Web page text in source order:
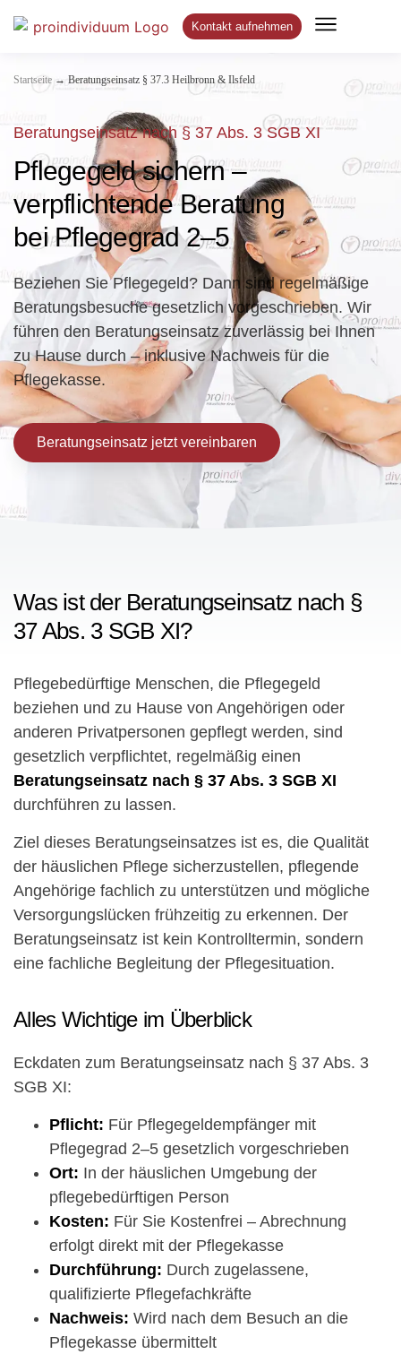
Startseite → Beratungseinsatz § 37.3 Heilbronn & Ilsfeld
Kontakt aufnehmen
Beratungseinsatz nach § 37 Abs. 3 SGB XI
Pflegegeld sichern –
verpflichtende Beratung
bei Pflegegrad 2–5
Beziehen Sie Pflegegeld? Dann sind regelmäßige
Beratungsbesuche gesetzlich vorgeschrieben. Wir
führen den Beratungseinsatz zuverlässig bei Ihnen
zu Hause durch – inklusive Nachweis für die
Pflegekasse.
Beratungseinsatz jetzt vereinbaren
Was ist der Beratungseinsatz nach §
37 Abs. 3 SGB XI?
Pflegebedürftige Menschen, die Pflegegeld
beziehen und zu Hause von Angehörigen oder
anderen Privatpersonen gepflegt werden, sind
gesetzlich verpflichtet, regelmäßig einen
Beratungseinsatz nach § 37 Abs. 3 SGB XI
durchführen zu lassen.
Ziel dieses Beratungseinsatzes ist es, die Qualität
der häuslichen Pflege sicherzustellen, pflegende
Angehörige fachlich zu unterstützen und mögliche
Versorgungslücken frühzeitig zu erkennen. Der
Beratungseinsatz ist kein Kontrolltermin, sondern
eine fachliche Begleitung der Pflegesituation.
Alles Wichtige im Überblick
Eckdaten zum Beratungseinsatz nach § 37 Abs. 3
SGB XI:
Pflicht: Für Pflegegeldempfänger mit
Pflegegrad 2–5 gesetzlich vorgeschrieben
Ort: In der häuslichen Umgebung der
pflegebedürftigen Person
Kosten: Für Sie Kostenfrei – Abrechnung
erfolgt direkt mit der Pflegekasse
Durchführung: Durch zugelassene,
qualifizierte Pflegefachkräfte
Nachweis: Wird nach dem Besuch an die
Pflegekasse übermittelt